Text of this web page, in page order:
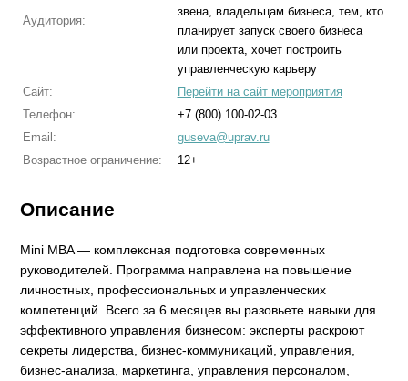
Аудитория:
звена, владельцам бизнеса, тем, кто
планирует запуск своего бизнеса
или проекта, хочет построить
управленческую карьеру
Сайт:
Перейти на сайт мероприятия
Телефон:
+7 (800) 100-02-03
Email:
guseva@uprav.ru
Возрастное ограничение:
12+
Описание
Mini MBA — комплексная подготовка современных
руководителей. Программа направлена на повышение
личностных, профессиональных и управленческих
компетенций. Всего за 6 месяцев вы разовьете навыки для
эффективного управления бизнесом: эксперты раскроют
секреты лидерства, бизнес-коммуникаций, управления,
бизнес-анализа, маркетинга, управления персоналом,